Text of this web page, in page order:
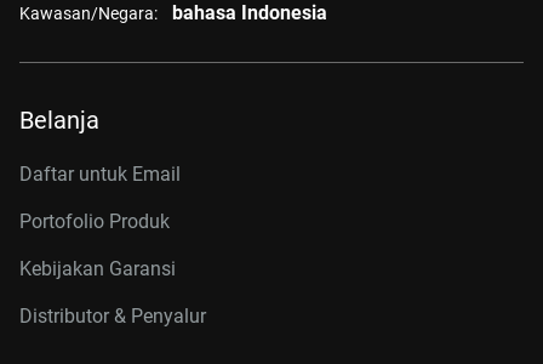
Kawasan/Negara: bahasa Indonesia
Belanja
Daftar untuk Email
Portofolio Produk
Kebijakan Garansi
Distributor & Penyalur